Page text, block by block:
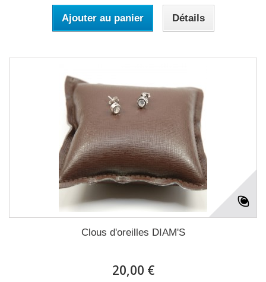
Ajouter au panier Détails
Clous d'oreilles DIAM'S
20,00 €